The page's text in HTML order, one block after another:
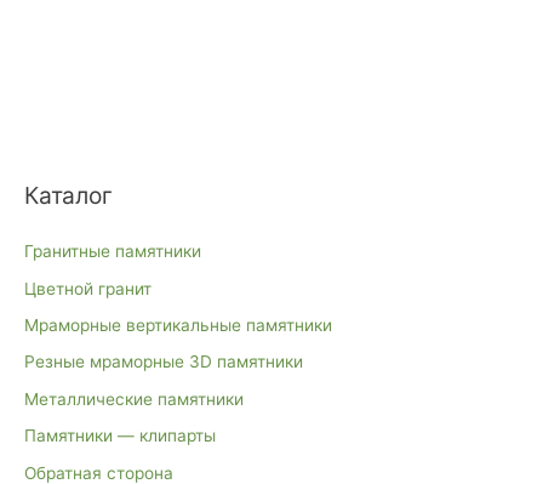
Каталог
Гранитные памятники
Цветной гранит
Мраморные вертикальные памятники
Резные мраморные 3D памятники
Металлические памятники
Памятники — клипарты
Обратная сторона